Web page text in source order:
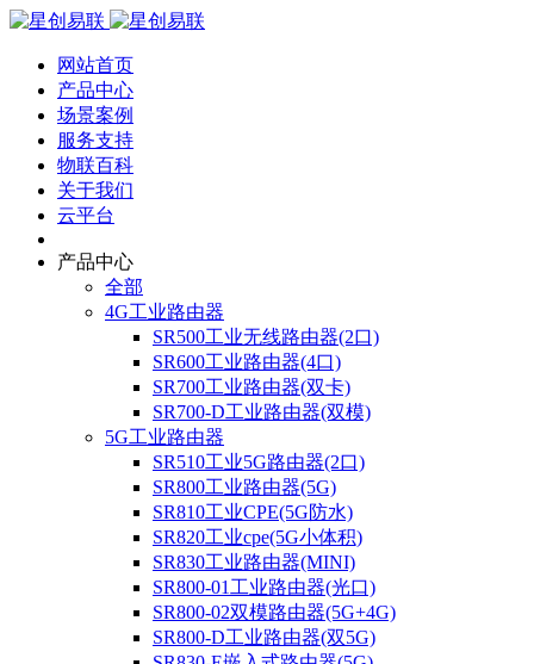
网站首页
产品中心
场景案例
服务支持
物联百科
关于我们
云平台
产品中心
全部
4G工业路由器
SR500工业无线路由器(2口)
SR600工业路由器(4口)
SR700工业路由器(双卡)
SR700-D工业路由器(双模)
5G工业路由器
SR510工业5G路由器(2口)
SR800工业路由器(5G)
SR810工业CPE(5G防水)
SR820工业cpe(5G小体积)
SR830工业路由器(MINI)
SR800-01工业路由器(光口)
SR800-02双模路由器(5G+4G)
SR800-D工业路由器(双5G)